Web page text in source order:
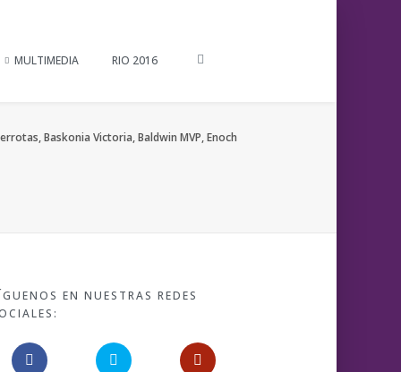
MULTIMEDIA RIO 2016
Baskonia Victoria, Baldwin MVP, Enoch
EN NUESTRAS REDES